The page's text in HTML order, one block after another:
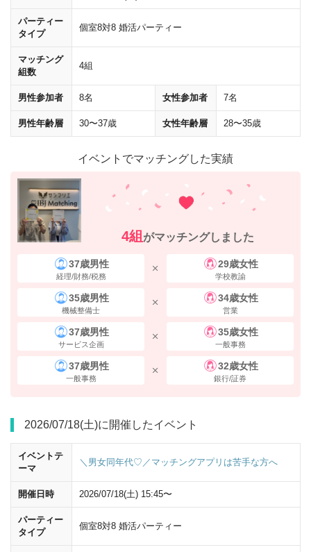
横断歩道を渡って左に曲がってください。 曲がって50mほど進むと、
ヒルトンプラザウエスト
横断歩道を渡り、ヒルトンプラザウエスト に直進してください。
パーティー
タイプ
個室8対8 婚活パーティー
マッチング
組数
4組
男性参加者 8名 女性参加者 7名
男性年齢層 30〜37歳 女性年齢層 28〜35歳
イベントでマッチングした実績
4組 がマッチングしました
37歳男性
経理/財務/税務
29歳女性
学校教諭
35歳男性
機械整備士
34歳女性
営業
37歳男性
サービス企画
35歳女性
一般事務
37歳男性
一般事務
32歳女性
銀行/証券
2026/07/18(土)に開催したイベント
イベントテ
ーマ
＼男女同年代♡／マッチングアプリは苦手な方へ
開催日時 2026/07/18(土) 15:45〜
パーティー
タイプ
個室8対8 婚活パーティー